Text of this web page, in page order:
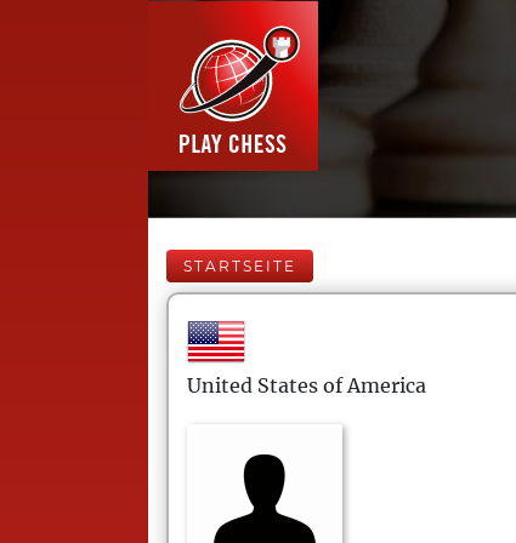
STARTSEITE
United States of America